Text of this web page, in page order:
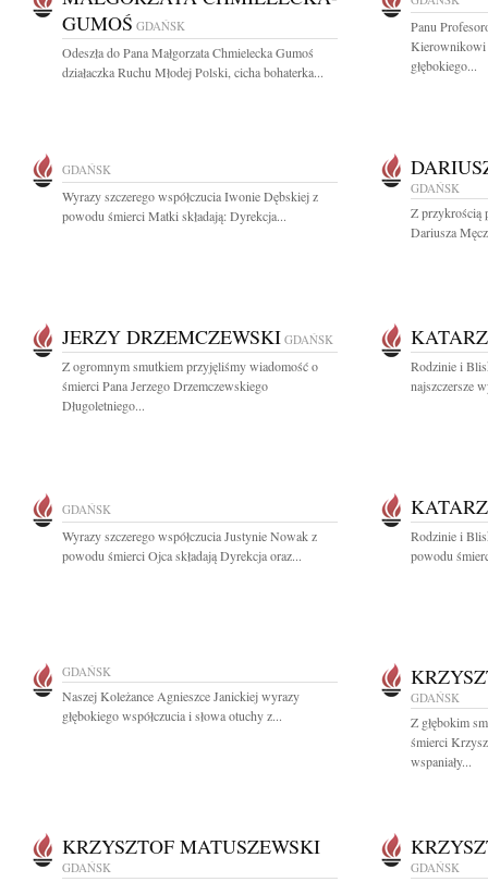
GUMOŚ GDAŃSK
Odeszła do Pana Małgorzata Chmielecka Gumoś
działaczka Ruchu Młodej Polski, cicha bohaterka...
Panu
głębokiego...
GDAŃSK
Wyrazy szczerego współczucia Iwonie Dębskiej z
powodu śmierci Matki składają: Dyrekcja...
GDAŃSK
Z przykrością
Dariusza
JERZY DRZEMCZEWSKI GDAŃSK
Z ogromnym smutkiem przyjęliśmy wiadomość o
śmierci Pana Jerzego Drzemczewskiego
Długoletniego...
Rodzinie i
najszczersze
GDAŃSK
Wyrazy szczerego współczucia Justynie Nowak z
powodu śmierci Ojca składają Dyrekcja oraz...
Rodzinie i
powodu
GDAŃSK
Naszej Koleżance Agnieszce Janickiej wyrazy
głębokiego współczucia i słowa otuchy z...
GDAŃSK
Z głębokim
śmierci
wspaniały...
KRZYSZTOF MATUSZEWSKI
GDAŃSK GDAŃSK